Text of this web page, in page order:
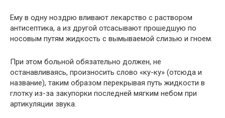
Ему в одну ноздрю вливают лекарство с раствором
антисептика, а из другой отсасывают прошедшую по
носовым путям жидкость с вымываемой слизью и гноем.
При этом больной обязательно должен, не
останавливаясь, произносить слово «ку-ку» (отсюда и
название), таким образом перекрывая путь жидкости в
глотку из-за закупорки последней мягким небом при
артикуляции звука.